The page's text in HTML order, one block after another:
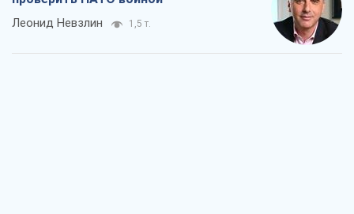
Леонид Невзлин 1,5 т.